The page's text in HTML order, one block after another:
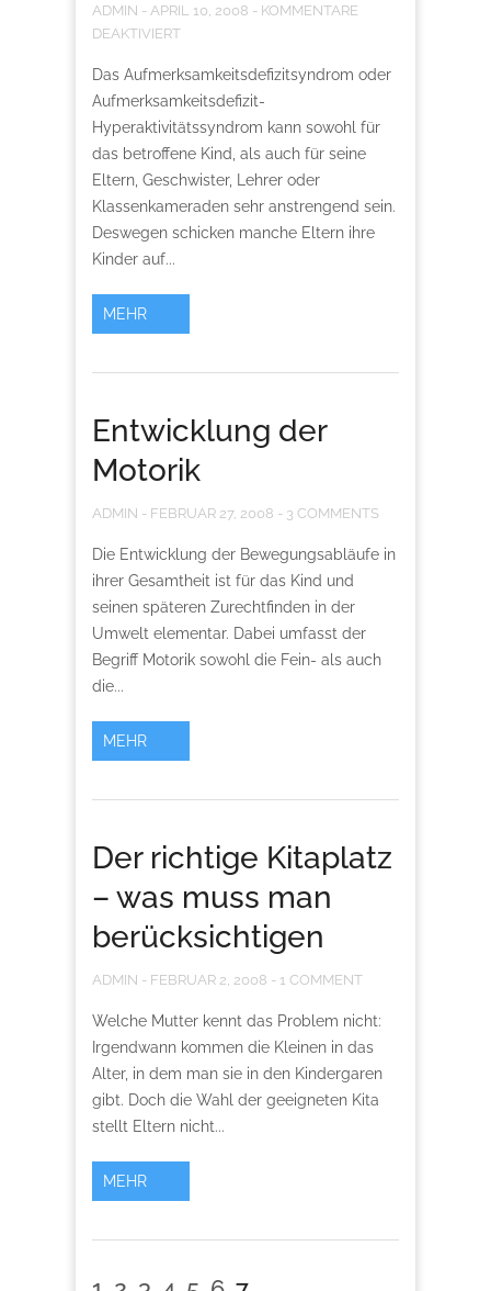
ADMIN - APRIL 10, 2008 - KOMMENTARE
DEAKTIVIERT
Das Aufmerksamkeitsdefizitsyndrom oder
Aufmerksamkeitsdefizit-
Hyperaktivitätssyndrom kann sowohl für
das betroffene Kind, als auch für seine
Eltern, Geschwister, Lehrer oder
Klassenkameraden sehr anstrengend sein.
Deswegen schicken manche Eltern ihre
Kinder auf...
MEHR
Entwicklung der
Motorik
ADMIN - FEBRUAR 27, 2008 - 3 COMMENTS
Die Entwicklung der Bewegungsabläufe in
ihrer Gesamtheit ist für das Kind und
seinen späteren Zurechtfinden in der
Umwelt elementar. Dabei umfasst der
Begriff Motorik sowohl die Fein- als auch
die...
MEHR
Der richtige Kitaplatz
– was muss man
berücksichtigen
ADMIN - FEBRUAR 2, 2008 - 1 COMMENT
Welche Mutter kennt das Problem nicht:
Irgendwann kommen die Kleinen in das
Alter, in dem man sie in den Kindergaren
gibt. Doch die Wahl der geeigneten Kita
stellt Eltern nicht...
MEHR